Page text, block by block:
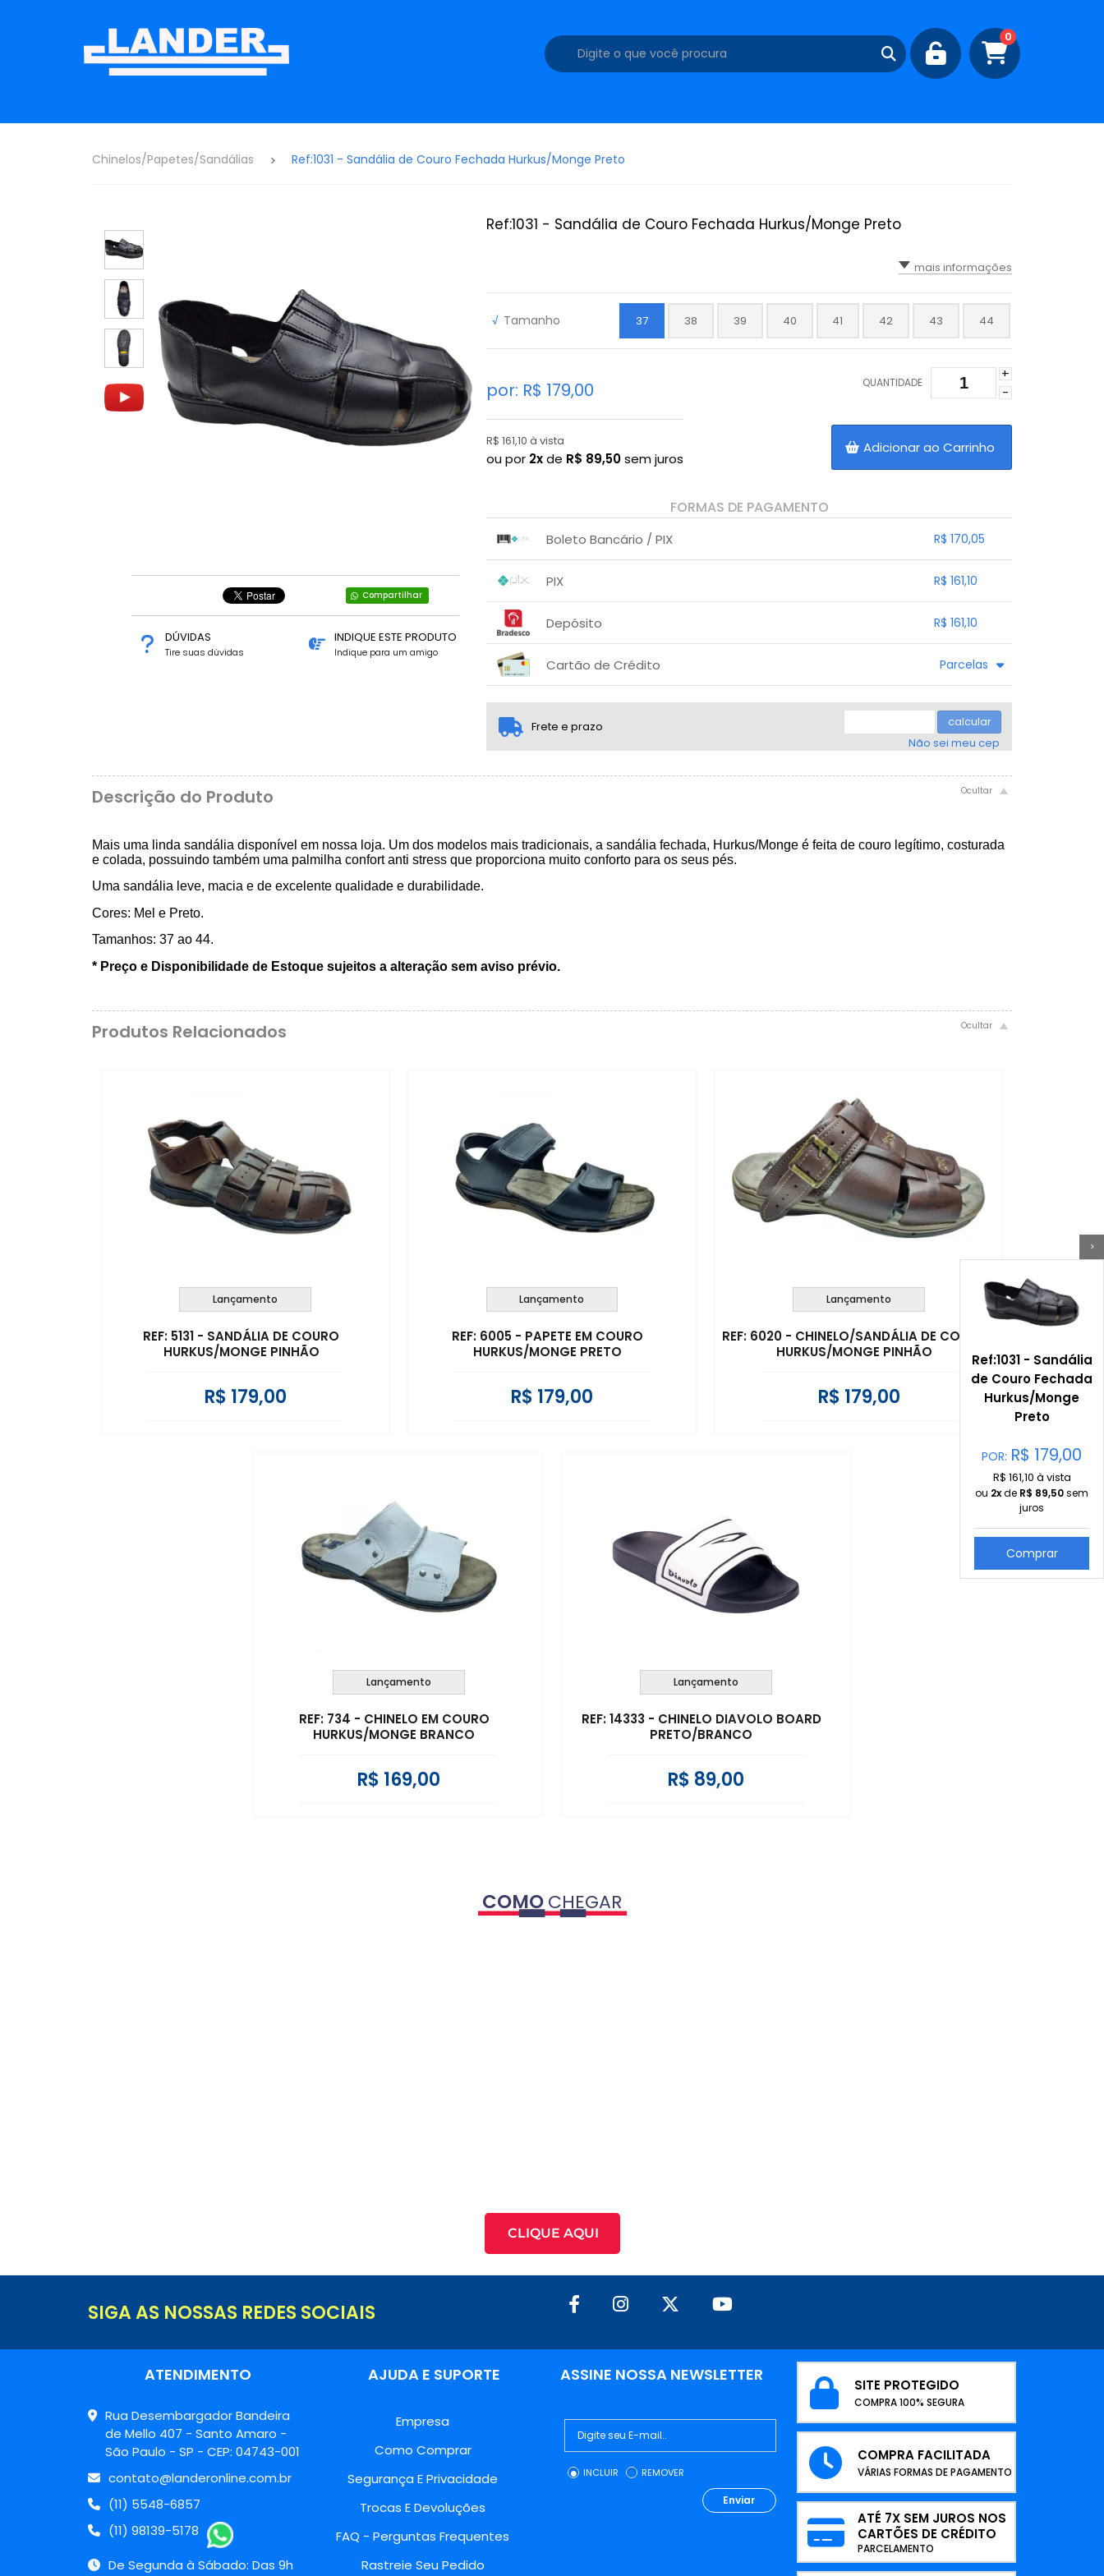
0
>
Ref:1031 - Sandália
de Couro Fechada
Hurkus/Monge
Preto
POR: R$ 179,00
R$ 161,10 à vista
ou 2xde R$ 89,50sem
juros
Comprar
Chinelos/Papetes/Sandálias Ref:1031 - Sandália de Couro Fechada Hurkus/Monge Preto
Compartilhar
DÚVIDAS
Tire suas dúvidas
INDIQUE ESTE PRODUTO
Indique para um amigo
Ref:1031 - Sandália de Couro Fechada Hurkus/Monge Preto
mais informações
√ Tamanho 37 38 39 40 41 42 43 44
por: R$ 179,00
R$ 161,10 à vista
ou por 2xde R$ 89,50sem juros
QUANTIDADE
+
-
Adicionar ao Carrinho
FORMAS DE PAGAMENTO
Boleto Bancário / PIX
R$ 170,05
PIX
R$ 161,10
Depósito
R$ 161,10
Cartão de Crédito
Parcelas
... ..
Frete e prazo
calcular
Não sei meu cep
Descrição do Produto
Mais uma linda sandália disponível em nossa loja. Um dos modelos mais tradicionais, a sandália fechada, Hurkus/Monge é feita de couro legítimo, costurada
e colada, possuindo também uma palmilha confort anti stress que proporciona muito conforto para os seus pés.
Uma sandália leve, macia e de excelente qualidade e durabilidade.
Cores: Mel e Preto.
Tamanhos: 37 ao 44.
* Preço e Disponibilidade de Estoque sujeitos a alteração sem aviso prévio.
Produtos Relacionados
Lançamento
REF: 5131 - SANDÁLIA DE COURO
HURKUS/MONGE PINHÃO
R$ 179,00
Lançamento
REF: 6005 - PAPETE EM COURO
HURKUS/MONGE PRETO
R$ 179,00
Lançamento
REF: 6020 - CHINELO/SANDÁLIA DE COURO
HURKUS/MONGE PINHÃO
R$ 179,00
Lançamento
REF: 734 - CHINELO EM COURO
HURKUS/MONGE BRANCO
R$ 169,00
Lançamento
REF: 14333 - CHINELO DIAVOLO BOARD
PRETO/BRANCO
R$ 89,00
COMOCHEGAR
CLIQUE AQUI
SIGA AS NOSSAS REDES SOCIAIS
ATENDIMENTO
Rua Desembargador Bandeira
de Mello 407 - Santo Amaro -
São Paulo - SP - CEP: 04743-001
contato@landeronline.com.br
(11) 5548-6857
(11) 98139-5178
De Segunda à Sábado: Das 9h
AJUDA E SUPORTE
Empresa
Como Comprar
Segurança E Privacidade
Trocas E Devoluções
FAQ - Perguntas Frequentes
Rastreie Seu Pedido
ASSINE NOSSA NEWSLETTER
INCLUIR REMOVER
Enviar
SITE PROTEGIDO
COMPRA 100% SEGURA
COMPRA FACILITADA
VÁRIAS FORMAS DE PAGAMENTO
ATÉ 7X SEM JUROS NOS
CARTÕES DE CRÉDITO
PARCELAMENTO